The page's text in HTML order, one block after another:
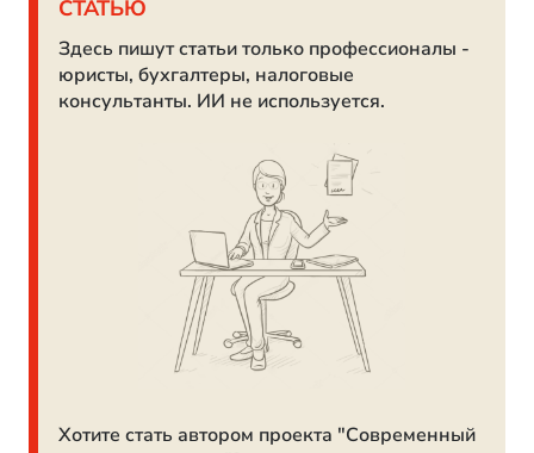
СТАТЬЮ
Здесь пишут статьи только профессионалы -
юристы, бухгалтеры, налоговые
консультанты. ИИ не используется.
Хотите стать автором проекта "Современный